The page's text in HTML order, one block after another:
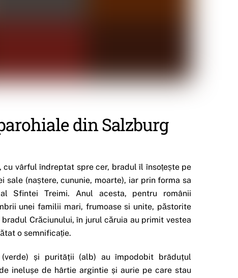
din Salzburg
cu vârful îndreptat spre cer, bradul îl însoțește pe
sale (naștere, cununie, moarte), iar prin forma sa
Sfintei Treimi. Anul acesta, pentru românii
unei familii mari, frumoase si unite, păstorite
bradul Crăciunului, în jurul căruia au primit vestea
o semnificație.
și purității (alb) au împodobit brăduțul
inelușe de hârtie argintie și aurie pe care stau